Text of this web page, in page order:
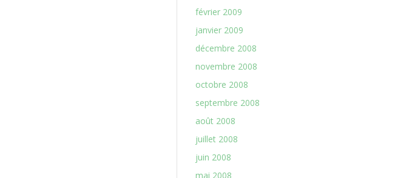
février 2009
janvier 2009
décembre 2008
novembre 2008
octobre 2008
septembre 2008
août 2008
juillet 2008
juin 2008
mai 2008